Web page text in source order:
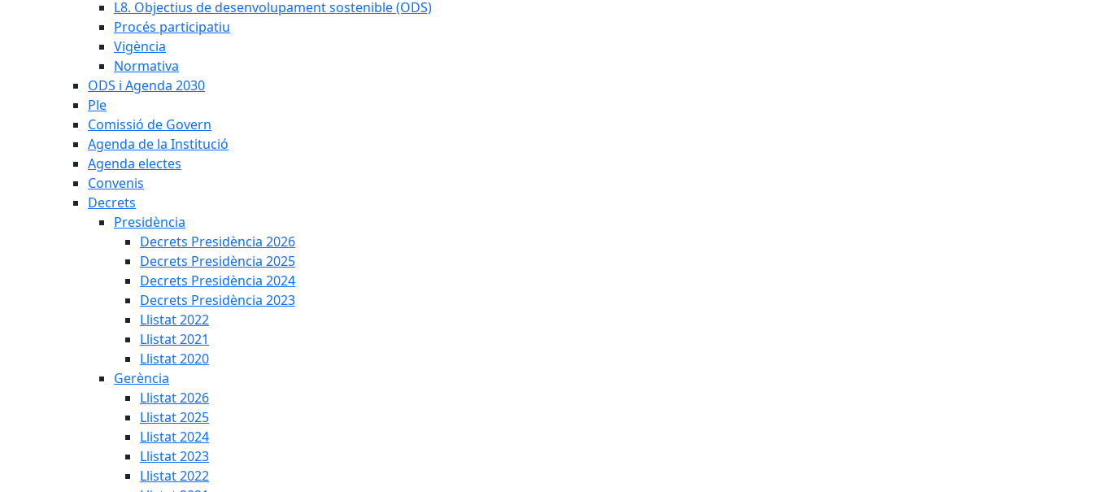
L8. Objectius de desenvolupament sostenible (ODS)
Procés participatiu
Vigència
Normativa
ODS i Agenda 2030
Ple
Comissió de Govern
Agenda de la Institució
Agenda electes
Convenis
Decrets
Presidència
Decrets Presidència 2026
Decrets Presidència 2025
Decrets Presidència 2024
Decrets Presidència 2023
Llistat 2022
Llistat 2021
Llistat 2020
Gerència
Llistat 2026
Llistat 2025
Llistat 2024
Llistat 2023
Llistat 2022